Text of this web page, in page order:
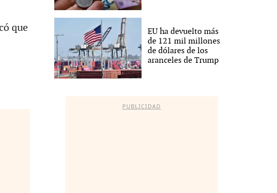
que
EU ha devuelto más
de 121 mil millones
de dólares de los
aranceles de Trump
PUBLICIDAD